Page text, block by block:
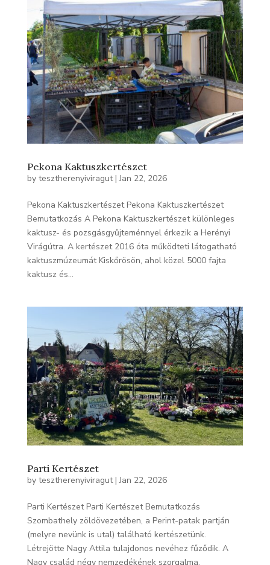
Pekona Kaktuszkertészet
by tesztherenyiviragut|Jan 22, 2026
Pekona Kaktuszkertészet Pekona Kaktuszkertészet
Bemutatkozás A Pekona Kaktuszkertészet különleges
kaktusz- és pozsgásgyűjteménnyel érkezik a Herényi
Virágútra. A kertészet 2016 óta működteti látogatható
kaktuszmúzeumát Kiskőrösön, ahol közel 5000 fajta
kaktusz és...
Parti Kertészet
by tesztherenyiviragut|Jan 22, 2026
Parti Kertészet Parti Kertészet Bemutatkozás
Szombathely zöldövezetében, a Perint-patak partján
(melyre nevünk is utal) található kertészetünk.
Létrejötte Nagy Attila tulajdonos nevéhez fűződik. A
Nagy család négy nemzedékének szorgalma,